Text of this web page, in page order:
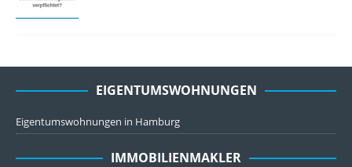
EIGENTUMSWOHNUNGEN
Eigentumswohnungen in Hamburg
IMMOBILIENMAKLER